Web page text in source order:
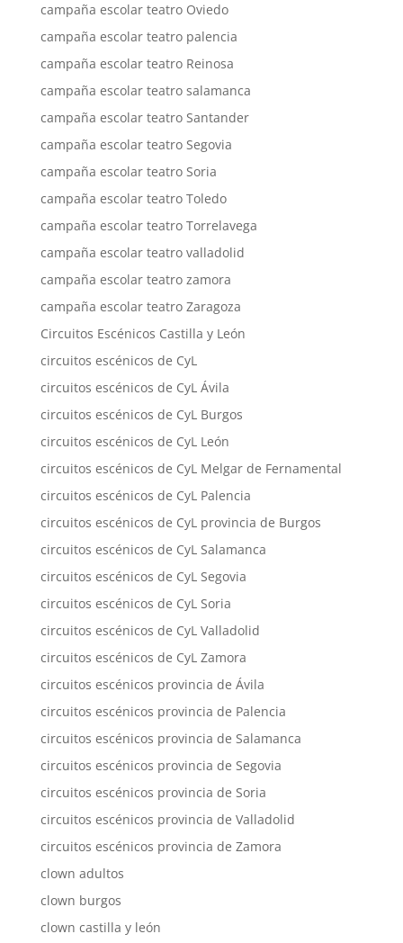
campaña escolar teatro Oviedo
campaña escolar teatro palencia
campaña escolar teatro Reinosa
campaña escolar teatro salamanca
campaña escolar teatro Santander
campaña escolar teatro Segovia
campaña escolar teatro Soria
campaña escolar teatro Toledo
campaña escolar teatro Torrelavega
campaña escolar teatro valladolid
campaña escolar teatro zamora
campaña escolar teatro Zaragoza
Circuitos Escénicos Castilla y León
circuitos escénicos de CyL
circuitos escénicos de CyL Ávila
circuitos escénicos de CyL Burgos
circuitos escénicos de CyL León
circuitos escénicos de CyL Melgar de Fernamental
circuitos escénicos de CyL Palencia
circuitos escénicos de CyL provincia de Burgos
circuitos escénicos de CyL Salamanca
circuitos escénicos de CyL Segovia
circuitos escénicos de CyL Soria
circuitos escénicos de CyL Valladolid
circuitos escénicos de CyL Zamora
circuitos escénicos provincia de Ávila
circuitos escénicos provincia de Palencia
circuitos escénicos provincia de Salamanca
circuitos escénicos provincia de Segovia
circuitos escénicos provincia de Soria
circuitos escénicos provincia de Valladolid
circuitos escénicos provincia de Zamora
clown adultos
clown burgos
clown castilla y león